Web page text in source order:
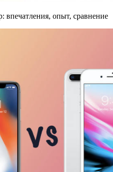
впечатления, опыт, сравнение